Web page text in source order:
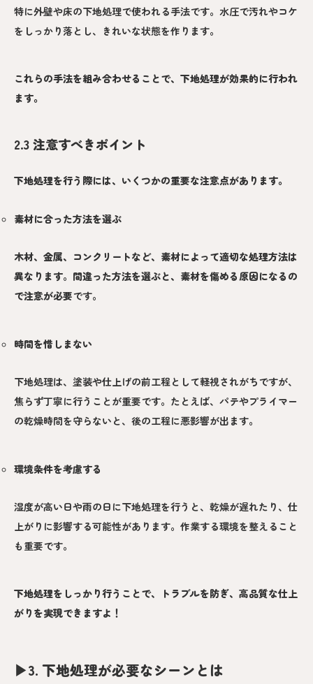
特に外壁や床の下地処理で使われる手法です。水圧で汚れやコケ
をしっかり落とし、きれいな状態を作ります。
これらの手法を組み合わせることで、下地処理が効果的に行われ
ます。
2.3 注意すべきポイント
下地処理を行う際には、いくつかの重要な注意点があります。
素材に合った方法を選ぶ
木材、金属、コンクリートなど、素材によって適切な処理方法は
異なります。 間違った方法を選ぶと、素材を傷める原因になるの
で注意が必要です。
時間を惜しまない
下地処理は、塗装や仕上げの前工程として軽視されがちですが、
焦らず丁寧に行うことが重要です。たとえば、パテやプライマー
の乾燥時間を守らないと、後の工程に悪影響が出ます。
環境条件を考慮する
湿度が高い日や雨の日に下地処理を行うと、乾燥が遅れたり、仕
上がりに影響する可能性があります。作業する環境を整えること
も重要です。
下地処理をしっかり行うことで、トラブルを防ぎ、高品質な仕上
がりを実現できますよ！
▶︎3. 下地処理が必要なシーンとは